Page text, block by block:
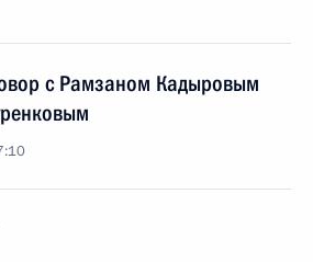
с Рамзаном Кадыровым